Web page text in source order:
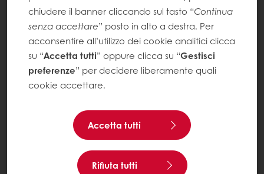
chiudere il banner cliccando sul tasto “Continua
senza accettare” posto in alto a destra. Per
acconsentire all’utilizzo dei cookie analitici clicca
su “Accetta tutti” oppure clicca su “Gestisci
preferenze” per decidere liberamente quali
cookie accettare.
Accetta tutti
Rifiuta tutti